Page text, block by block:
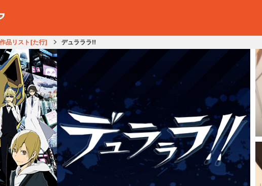
品リスト[た行] デュラララ!!